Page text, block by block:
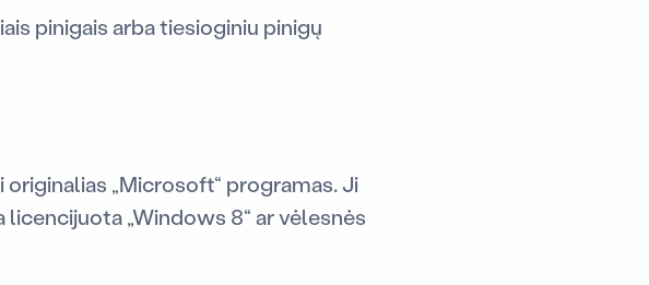
pinigais arba tiesioginiu pinigų
„Microsoft“ programas. Ji
„Windows 8“ ar vėlesnės